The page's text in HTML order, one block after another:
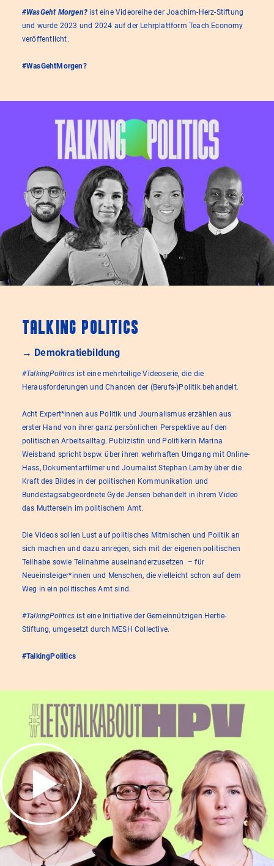
#WasGeht Morgen? ist eine Videoreihe der Joachim-Herz-Stiftung
und wurde 2023 und 2024 auf der Lehrplattform Teach Economy
veröffentlicht.
#WasGehtMorgen?
Talking Politics
→ Demokratiebildung
#TalkingPolitics ist eine mehrteilige Videoserie, die die
Herausforderungen und Chancen der (Berufs-)Politik behandelt.
Acht Expert*innen aus Politik und Journalismus erzählen aus
erster Hand von ihrer ganz persönlichen Perspektive auf den
politischen Arbeitsalltag. Publizistin und Politikerin Marina
Weisband spricht bspw. über ihren wehrhaften Umgang mit Online-
Hass, Dokumentarfilmer und Journalist Stephan Lamby über die
Kraft des Bildes in der politischen Kommunikation und
Bundestagsabgeordnete Gyde Jensen behandelt in ihrem Video
das Muttersein im politischem Amt.
Die Videos sollen Lust auf politisches Mitmischen und Politik an
sich machen und dazu anregen, sich mit der eigenen politischen
Teilhabe sowie Teilnahme auseinanderzusetzen – für
Neueinsteiger*innen und Menschen, die vielleicht schon auf dem
Weg in ein politisches Amt sind.
#TalkingPolitics ist eine Initiative der Gemeinnützigen Hertie-
Stiftung, umgesetzt durch MESH Collective.
#TalkingPolitics